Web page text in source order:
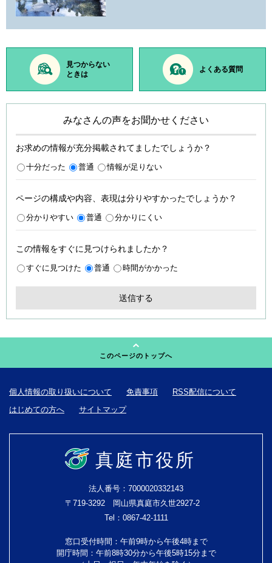
見つからない
ときは
よくある質問
みなさんの声をお聞かせください
お求めの情報が充分掲載されてましたでしょうか？
十分だった 普通 情報が足りない
ページの構成や内容、表現は分りやすかったでしょうか？
分かりやすい 普通 分かりにくい
この情報をすぐに見つけられましたか？
すぐに見つけた 普通 時間がかかった
このページのトップへ
個人情報の取り扱いについて 免責事項
RSS配信について
はじめての方へ
サイトマップ
真庭市役所
法人番号：7000020332143
〒719-3292 岡山県真庭市久世2927-2
Tel：0867-42-1111
窓口受付時間：午前9時から午後4時まで
開庁時間：午前8時30分から午後5時15分まで